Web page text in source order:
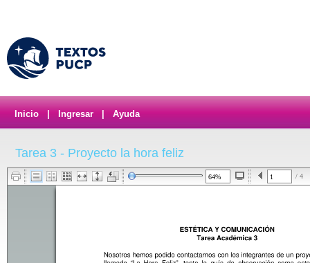
Inicio Ingresar Ayuda
Tarea 3 - Proyecto la hora feliz
/ 4